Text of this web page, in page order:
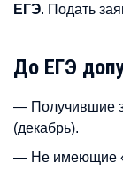
ЕГЭ. Подать
До ЕГЭ
— Получившие
(декабрь).
— Не имеющие